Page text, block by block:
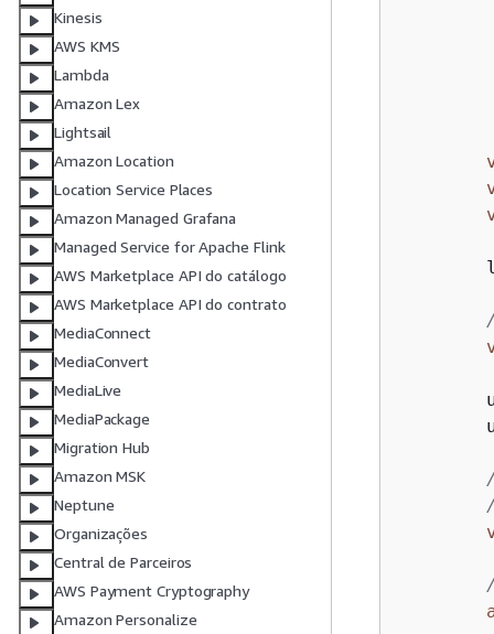
Kinesis
AWS KMS
Lambda
Amazon Lex
Lightsail
Amazon Location
Location Service Places
Amazon Managed Grafana
Managed Service for Apache Flink
AWS Marketplace API do catálogo
AWS Marketplace API do contrato
MediaConnect
MediaConvert
MediaLive
MediaPackage
Migration Hub
Amazon MSK
Neptune
Organizações
Central de Parceiros
AWS Payment Cryptography
Amazon Personalize